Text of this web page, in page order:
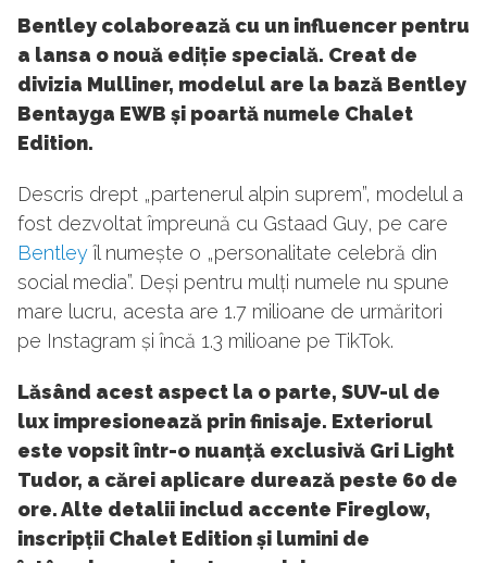
Bentley colaborează cu un influencer pentru
a lansa o nouă ediție specială. Creat de
divizia Mulliner, modelul are la bază Bentley
Bentayga EWB și poartă numele Chalet
Edition.
Descris drept „partenerul alpin suprem”, modelul a
fost dezvoltat împreună cu Gstaad Guy, pe care
Bentleyîl numește o „personalitate celebră din
social media”. Deși pentru mulți numele nu spune
mare lucru, acesta are 1.7 milioane de urmăritori
pe Instagram și încă 1.3 milioane pe TikTok.
Lăsând acest aspect la o parte, SUV-ul de
lux impresionează prin finisaje. Exteriorul
este vopsit într-o nuanță exclusivă Gri Light
Tudor, a cărei aplicare durează peste 60 de
ore. Alte detalii includ accente Fireglow,
inscripții Chalet Edition și lumini de